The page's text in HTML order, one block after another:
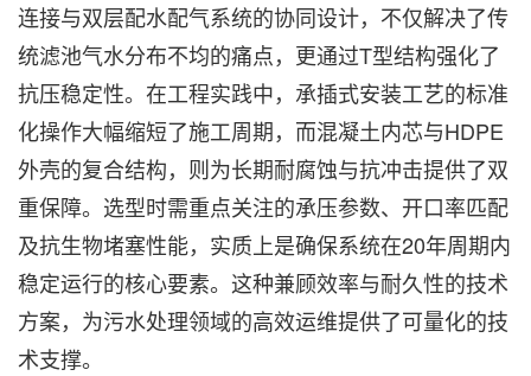
连接与双层配水配气系统的协同设计，不仅解决了传
统滤池气水分布不均的痛点，更通过T型结构强化了
抗压稳定性。在工程实践中，承插式安装工艺的标准
化操作大幅缩短了施工周期，而混凝土内芯与HDPE
外壳的复合结构，则为长期耐腐蚀与抗冲击提供了双
重保障。选型时需重点关注的承压参数、开口率匹配
及抗生物堵塞性能，实质上是确保系统在20年周期内
稳定运行的核心要素。这种兼顾效率与耐久性的技术
方案，为污水处理领域的高效运维提供了可量化的技
术支撑。